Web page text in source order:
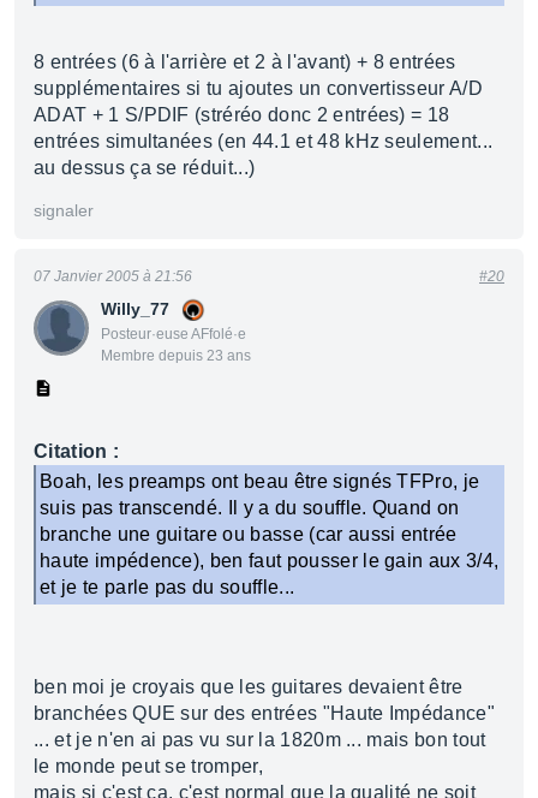
8 entrées (6 à l'arrière et 2 à l'avant) + 8 entrées
supplémentaires si tu ajoutes un convertisseur A/D
ADAT + 1 S/PDIF (stréréo donc 2 entrées) = 18
entrées simultanées (en 44.1 et 48 kHz seulement...
au dessus ça se réduit...)
signaler
Willy_77
Posteur·euse AFfolé·e
Membre depuis 23 ans
07 Janvier 2005 à 21:56 #20
Citation :
Boah, les preamps ont beau être signés TFPro, je
suis pas transcendé. Il y a du souffle. Quand on
branche une guitare ou basse (car aussi entrée
haute impédence), ben faut pousser le gain aux 3/4,
et je te parle pas du souffle...
ben moi je croyais que les guitares devaient être
branchées QUE sur des entrées "Haute Impédance"
... et je n'en ai pas vu sur la 1820m ... mais bon tout
le monde peut se tromper,
mais si c'est ça, c'est normal que la qualité ne soit